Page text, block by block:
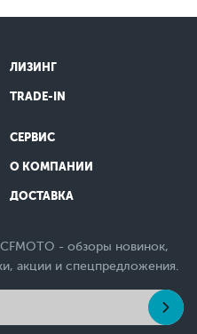
ЛИЗИНГ
TRADE-IN
СЕРВИС
О КОМПАНИИ
ДОСТАВКА
- обзоры новинок,
акции и спецпредложения.